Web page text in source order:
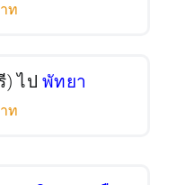
ท
) ไปพัทยา
ท